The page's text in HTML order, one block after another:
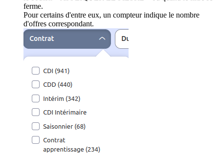
ferme.
Pour certains d'entre eux, un compteur indique le nombre
d'offres correspondant.